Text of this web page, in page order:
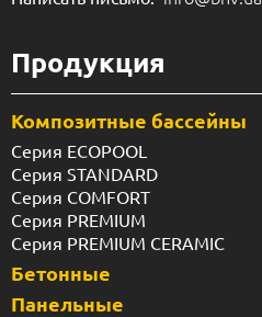
Продукция
Композитные бассейны
Серия ECOPOOL
Серия STANDARD
Серия COMFORT
Серия PREMIUM
Серия PREMIUM CERAMIC
Бетонные
Панельные